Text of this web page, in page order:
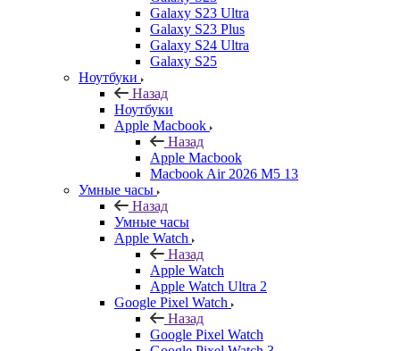
Galaxy S23 Ultra
Galaxy S23 Plus
Galaxy S24 Ultra
Galaxy S25
Ноутбуки
Назад
Ноутбуки
Apple Macbook
Назад
Apple Macbook
Macbook Air 2026 M5 13
Умные часы
Назад
Умные часы
Apple Watch
Назад
Apple Watch
Apple Watch Ultra 2
Google Pixel Watch
Назад
Google Pixel Watch